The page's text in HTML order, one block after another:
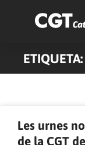
Les urnes
de la CGT